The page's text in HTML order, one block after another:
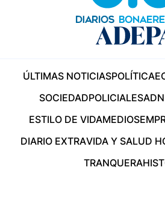
ÚLTIMAS NOTICIASPOLÍTICA
SOCIEDADPOLICIALES
ESTILO DE VIDAMEDIOS
DIARIO EXTRAVIDA Y SALUD
TRANQUERA